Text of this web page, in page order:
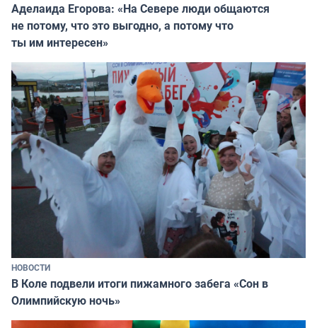
Аделаида Егорова: «На Севере люди общаются
не потому, что это выгодно, а потому что
ты им интересен»
НОВОСТИ
В Коле подвели итоги пижамного забега «Сон в
Олимпийскую ночь»